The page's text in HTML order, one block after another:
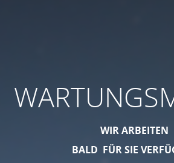
WIR ARBEITEN
BALD FÜR SIE